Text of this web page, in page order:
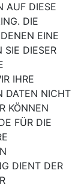
AUF DIESE
DIE
EINE
SIE DIESER
IHRE
DATEN NICHT
KÖNNEN
FÜR DIE
DIENT DER